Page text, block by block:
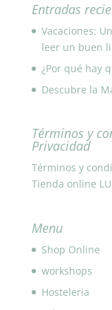
Entradas
Vacaciones:
leer un buen
¿Por qué hay
Descubre la
Términos y
Privacidad
Términos y
Tienda online
Menu
Shop Online
workshops
Hosteleria